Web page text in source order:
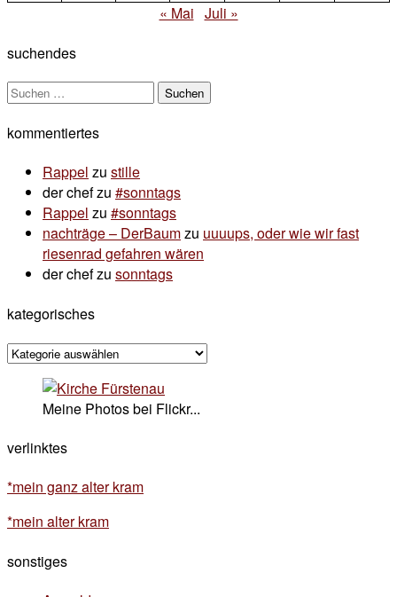
« Mai Juli »
suchendes
Suchen
kommentiertes
Rappel zu stille
der chefzu #sonntags
Rappel zu #sonntags
nachträge – DerBaumzu uuuups, oder wie wir fast
riesenrad gefahren wären
der chefzu sonntags
kategorisches
kategorisches
Meine Photos bei Flickr...
verlinktes
*mein ganz alter kram
*mein alter kram
sonstiges